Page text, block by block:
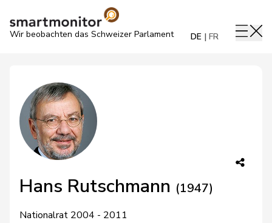
Wir beobachten das Schweizer Parlament DE FR
Hans Rutschmann (1947)
Nationalrat 2004 - 2011